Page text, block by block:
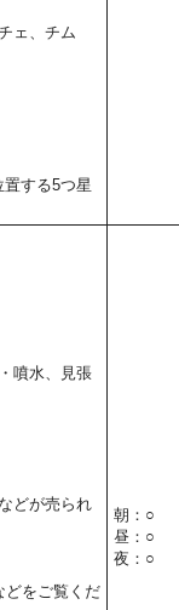
ェ、チム
置する5つ星
噴水、見張
どが売られ
どをご覧くだ
朝：○
昼：○
夜：○